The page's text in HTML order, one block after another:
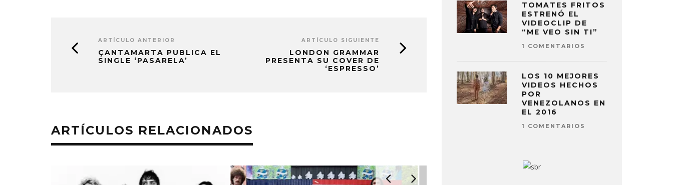
ARTÍCULO ANTERIOR
ÇANTAMARTA PUBLICA EL
SINGLE ‘PASARELA’
ARTÍCULO SIGUIENTE
LONDON GRAMMAR
PRESENTA SU COVER DE
‘ESPRESSO’
ARTÍCULOS RELACIONADOS
TOMATES FRITOS
ESTRENÓ EL
VIDEOCLIP DE
“ME VEO SIN TI”
1 COMENTARIOS
LOS 10 MEJORES
VIDEOS HECHOS
POR
VENEZOLANOS EN
EL 2016
1 COMENTARIOS